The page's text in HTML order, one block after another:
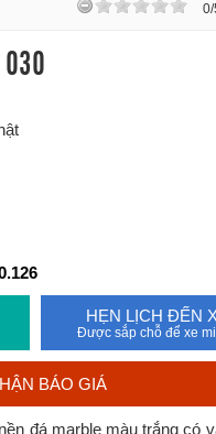
HẸN LỊCH ĐẾN
Được sắp chỗ để xe
BÁO GIÁ
đá marble màu trắng có